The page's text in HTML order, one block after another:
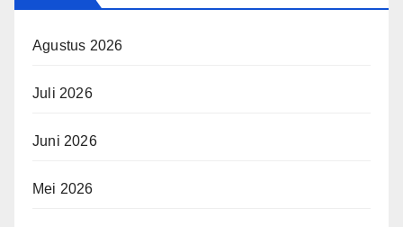
Agustus 2026
Juli 2026
Juni 2026
Mei 2026